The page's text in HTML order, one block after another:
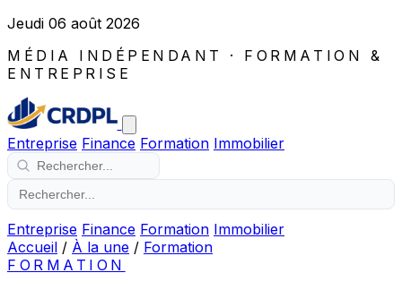
Jeudi 06 août 2026
MÉDIA INDÉPENDANT · FORMATION &
ENTREPRISE
Entreprise Finance Formation Immobilier
Entreprise Finance Formation Immobilier
Accueil / À la une / Formation
FORMATION